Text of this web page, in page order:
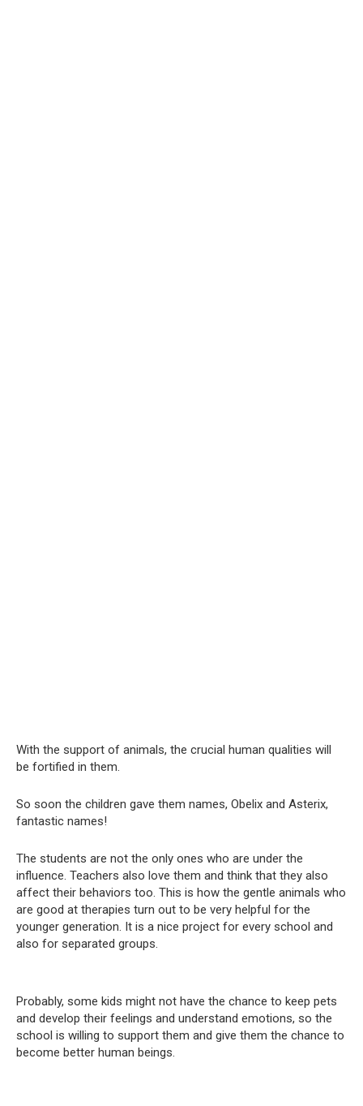
With the support of animals, the crucial human qualities will
be fortified in them.
So soon the children gave them names, Obelix and Asterix,
fantastic names!
The students are not the only ones who are under the
influence. Teachers also love them and think that they also
affect their behaviors too. This is how the gentle animals who
are good at therapies turn out to be very helpful for the
younger generation. It is a nice project for every school and
also for separated groups.
Probably, some kids might not have the chance to keep pets
and develop their feelings and understand emotions, so the
school is willing to support them and give them the chance to
become better human beings.